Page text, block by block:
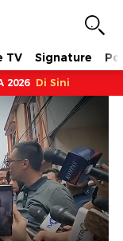
TV Signature
2026 Di Sini